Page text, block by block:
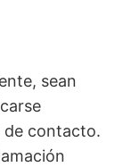
sean
de contacto.